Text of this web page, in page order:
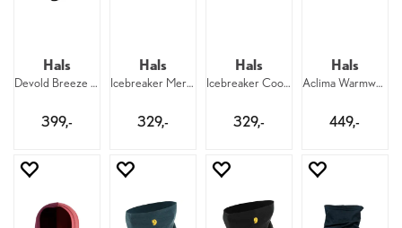
Hals
Devold Breeze Merino Headover 950
399,-
Hals
Icebreaker Merino Flexi Chute U 001
329,-
Hals
Icebreaker CoolLite Flexi Chute 001
329,-
Hals
Aclima Warmwool Headover Windwool 123
449,-